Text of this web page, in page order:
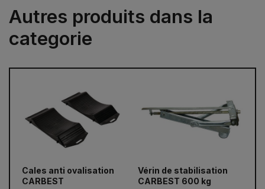
Autres produits dans la
categorie
Cales anti ovalisation
CARBEST
Vérin de stabilisation
CARBEST 600 kg